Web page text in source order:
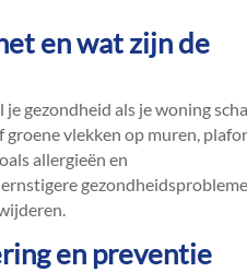
en wat zijn de
gezondheid als je woning
groene vlekken op muren,
allergieën en
en preventie